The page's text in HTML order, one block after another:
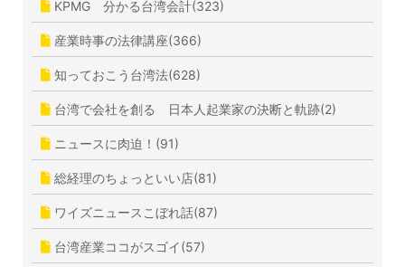
KPMG 分かる台湾会計(323)
産業時事の法律講座(366)
知っておこう台湾法(628)
台湾で会社を創る 日本人起業家の決断と軌跡(2)
ニュースに肉迫！(91)
総経理のちょっといい店(81)
ワイズニュースこぼれ話(87)
台湾産業ココがスゴイ(57)